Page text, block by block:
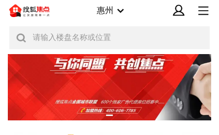
惠州
请输入楼盘名称或位置